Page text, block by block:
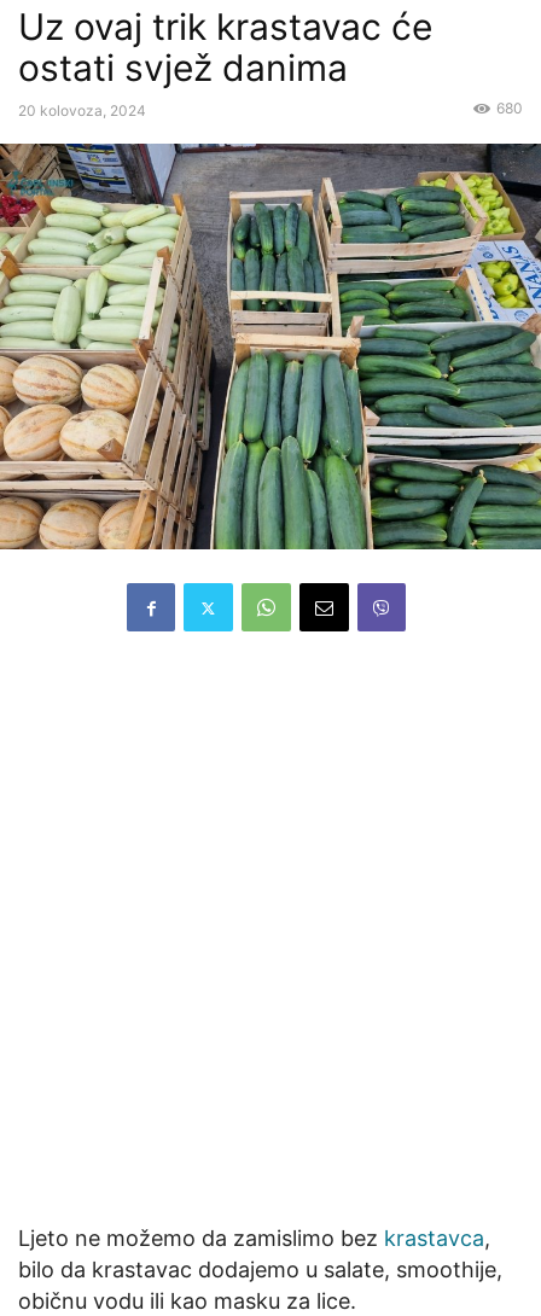
Uz ovaj trik krastavac će
ostati svjež danima
20 kolovoza, 2024 680
Ljeto ne možemo da zamislimo bez krastavca,
bilo da krastavac dodajemo u salate, smoothije,
običnu vodu ili kao masku za lice.